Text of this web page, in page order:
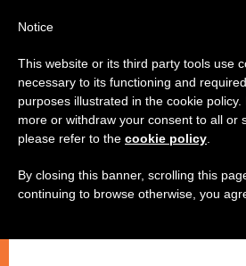
Notice
This website or its third party tools use
necessary to its functioning and
purposes illustrated in the cookie
more or withdraw your consent to all or
please refer to the cookie policy
By closing this banner, scrolling this
continuing to browse otherwise, you